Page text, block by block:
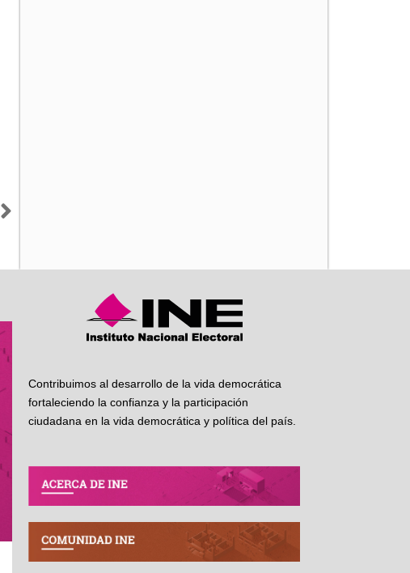
Siguiente
Contribuimos al desarrollo de la vida democrática
fortaleciendo la confianza y la participación
ciudadana en la vida democrática y política del país.